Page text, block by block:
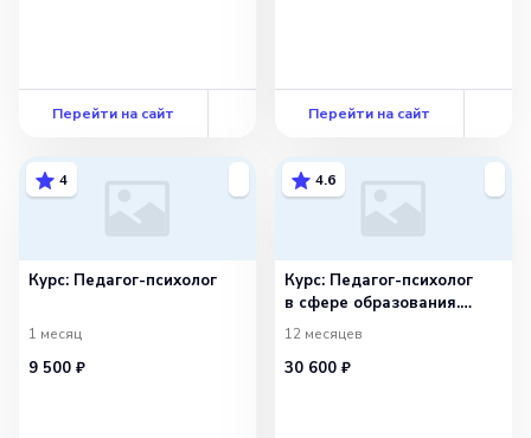
Перейти на сайт Перейти на сайт
4
Курс: Педагог-психолог
1 месяц
9 500 ₽
4.6
Курс: Педагог-психолог
в сфере образования.
Преподаватель
психологии
12 месяцев
30 600 ₽